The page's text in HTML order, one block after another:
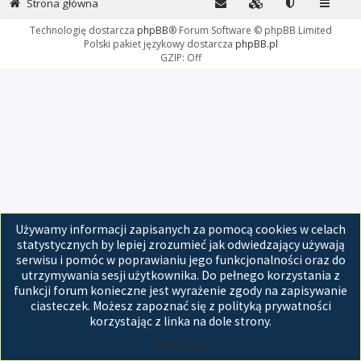
Używamy informacji zapisanych za pomocą cookies w celach
statystycznych by lepiej zrozumieć jak odwiedzający używają
serwisu i pomóc w poprawianiu jego funkcjonalności oraz do
utrzymywania sesji użytkownika. Do pełnego korzystania z
funkcji forum konieczne jest wyrażenie zgody na zapisywanie
ciasteczek. Możesz zapoznać się z polityką prywatności
korzystając z linka na dole strony.
Akceptuję
Strona główna
Technologię dostarcza phpBB® Forum Software © phpBB Limited
Polski pakiet językowy dostarcza phpBB.pl
GZIP: Off